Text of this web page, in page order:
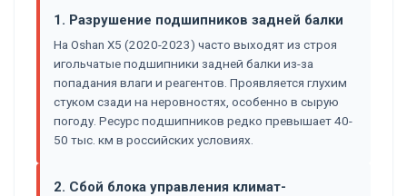
1. Разрушение подшипников задней балки
На Oshan X5 (2020-2023) часто выходят из строя
игольчатые подшипники задней балки из-за
попадания влаги и реагентов. Проявляется глухим
стуком сзади на неровностях, особенно в сырую
погоду. Ресурс подшипников редко превышает 40-
50 тыс. км в российских условиях.
2. Сбой блока управления климат-